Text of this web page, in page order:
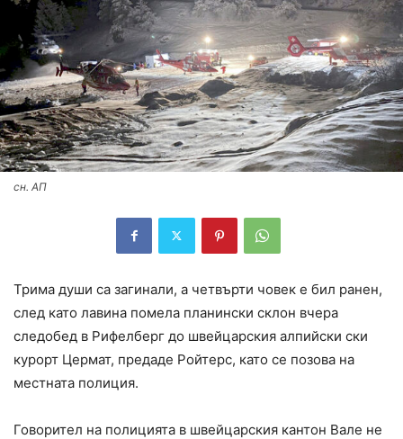
сн. АП
Трима души са загинали, а четвърти човек е бил ранен,
след като лавина помела планински склон вчера
следобед в Рифелберг до швейцарския алпийски ски
курорт Цермат, предаде Ройтерс, като се позова на
местната полиция.
Говорител на полицията в швейцарския кантон Вале не